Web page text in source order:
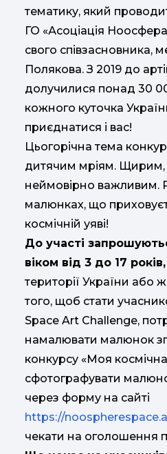
тематику, який
ГО «Асоціація
свого співзасновника,
Полякова. З 2019 до
долучилися понад 30
кожного куточка
приєднатися і вас!
Цьогорічна тема
дитячим мріям. Щирим,
неймовірно важливим.
малюнках, що
космічній уяві!
До участі
віком від 3 до 17 років,
території України або
того, щоб стати
Space Art Challenge,
намалювати малюнок
конкурсу «Моя
сфотографувати
через форму на сайті
https://
чекати на оголошення